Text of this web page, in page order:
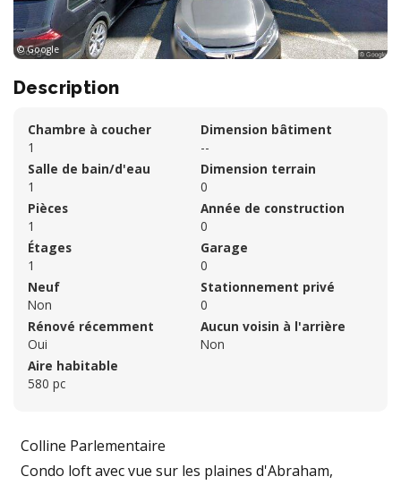
© Google
Description
Chambre à coucher
1
Salle de bain/d'eau
1
Pièces
1
Étages
1
Neuf
Non
Rénové récemment
Oui
Aire habitable
580 pc
Dimension bâtiment
--
Dimension terrain
0
Année de construction
0
Garage
0
Stationnement privé
0
Aucun voisin à l'arrière
Non
Colline Parlementaire
Condo loft avec vue sur les plaines d'Abraham,